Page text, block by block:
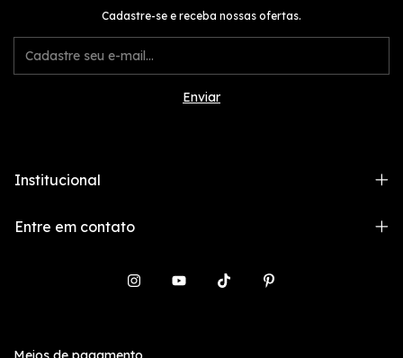
Cadastre-se e receba nossas ofertas.
Institucional
Entre em contato